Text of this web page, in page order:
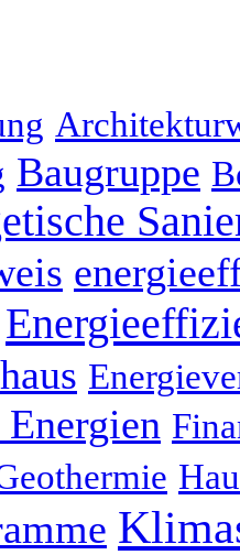
Baugruppe